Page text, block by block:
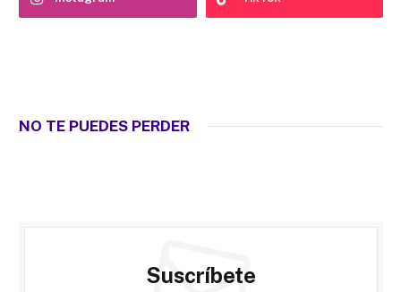
NO TE PUEDES PERDER
Suscríbete